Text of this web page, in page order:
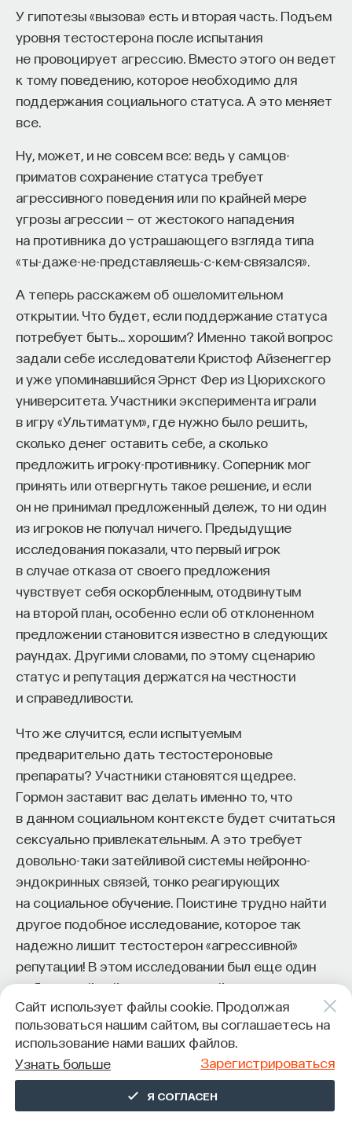
У гипотезы «вызова» есть и вторая часть. Подъем
уровня тестостерона после испытания
не провоцирует агрессию. Вместо этого он ведет
к тому поведению, которое необходимо для
поддержания социального статуса. А это меняет
все.
Ну, может, и не совсем все: ведь у самцов-
приматов сохранение статуса требует
агрессивного поведения или по крайней мере
угрозы агрессии — от жестокого нападения
на противника до устрашающего взгляда типа
«ты-даже-не-представляешь-с-кем-связался».
А теперь расскажем об ошеломительном
открытии. Что будет, если поддержание статуса
потребует быть… хорошим? Именно такой вопрос
задали себе исследователи Кристоф Айзенеггер
и уже упоминавшийся Эрнст Фер из Цюрихского
университета. Участники эксперимента играли
в игру «Ультиматум», где нужно было решить,
сколько денег оставить себе, а сколько
предложить игроку-противнику. Соперник мог
принять или отвергнуть такое решение, и если
он не принимал предложенный дележ, то ни один
из игроков не получал ничего. Предыдущие
исследования показали, что первый игрок
в случае отказа от своего предложения
чувствует себя оскорбленным, отодвинутым
на второй план, особенно если об отклоненном
предложении становится известно в следующих
раундах. Другими словами, по этому сценарию
статус и репутация держатся на честности
и справедливости.
Что же случится, если испытуемым
предварительно дать тестостероновые
препараты? Участники становятся щедрее.
Гормон заставит вас делать именно то, что
в данном социальном контексте будет считаться
сексуально привлекательным. А это требует
довольно-таки затейливой системы нейронно-
эндокринных связей, тонко реагирующих
на социальное обучение. Поистине трудно найти
другое подобное исследование, которое так
надежно лишит тестостерон «агрессивной»
репутации! В этом исследовании был еще один
любопытнейший аспект, который еще дальше
отодвинул миф о тестостероне от реального
положения вещей.
Как и во всех подобных слепых экспериментах,
участники не знали, что им дают — в данном
случае это были либо физиологический раствор,
Сайт использует файлы cookie. Продолжая
пользоваться нашим сайтом, вы соглашаетесь на
использование нами ваших файлов.
Узнать больше
Зарегистрироваться
Я СОГЛАСЕН